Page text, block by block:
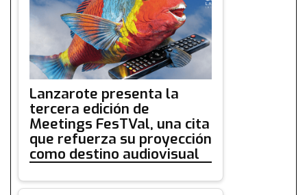
Lanzarote presenta la
tercera edición de
Meetings FesTVal, una cita
que refuerza su proyección
como destino audiovisual